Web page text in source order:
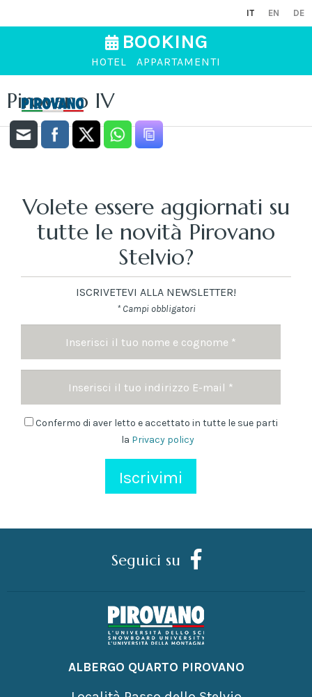
IT EN DE
BOOKING
HOTEL APPARTAMENTI
Pirovano IV
Volete essere aggiornati su
tutte le novità Pirovano
Stelvio?
ISCRIVETEVI ALLA NEWSLETTER!
* Campi obbligatori
e
Email
Newsletter
Confermo di aver letto e accettato in tutte le sue parti
la Privacy policy
Seguici su
ALBERGO QUARTO PIROVANO